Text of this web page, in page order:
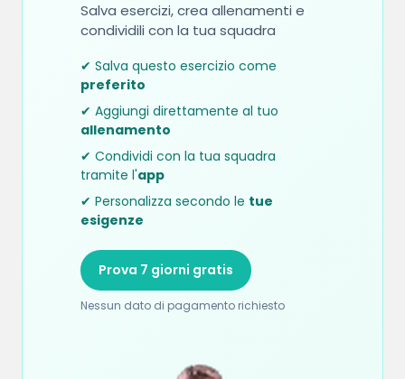
Salva esercizi, crea allenamenti e
condividili con la tua squadra
✔ Salva questo esercizio come
preferito
✔ Aggiungi direttamente al tuo
allenamento
✔ Condividi con la tua squadra
tramite l'app
✔ Personalizza secondo le tue
esigenze
Prova 7 giorni gratis
Nessun dato di pagamento richiesto